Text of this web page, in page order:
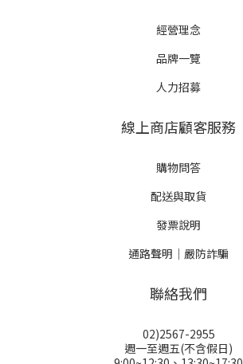
經營理念
品牌一覽
人力招募
線上商店顧客服務
購物問答
配送與取貨
發票說明
通路聲明｜嚴防詐騙
聯絡我們
02)2567-2955
週一至週五(不含假日)